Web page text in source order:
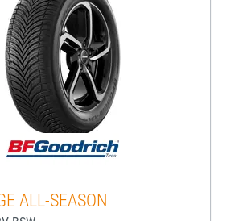
ALL-SEASON